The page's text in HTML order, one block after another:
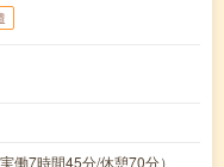
働7時間45分/休憩70分）